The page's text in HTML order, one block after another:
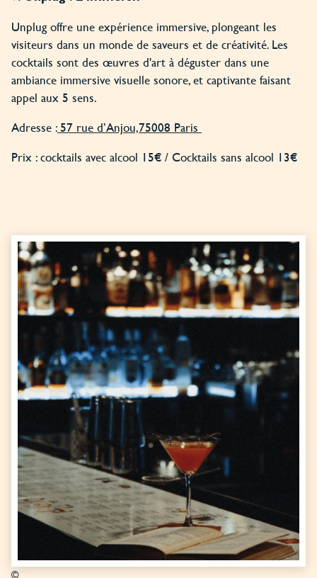
Unplug offre une expérience immersive, plongeant les
visiteurs dans un monde de saveurs et de créativité. Les
cocktails sont des œuvres d'art à déguster dans une
ambiance immersive visuelle sonore, et captivante faisant
appel aux 5 sens.
Adresse :57 rue d’Anjou,75008 Paris
Prix : cocktails avec alcool 15€ / Cocktails sans alcool 13€
©